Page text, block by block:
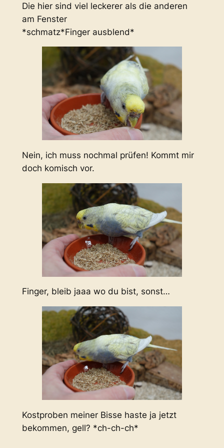
Die hier sind viel leckerer als die anderen
am Fenster
*schmatz*Finger ausblend*
Nein, ich muss nochmal prüfen! Kommt mir
doch komisch vor.
Finger, bleib jaaa wo du bist, sonst…
Kostproben meiner Bisse haste ja jetzt
bekommen, gell? *ch-ch-ch*